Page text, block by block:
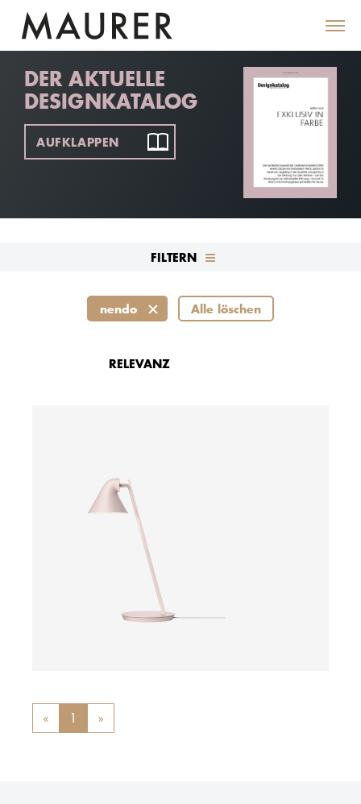
DER AKTUELLE
DESIGNKATALOG
AUFKLAPPEN
FILTERN
nendo Alle löschen
RELEVANZ
« Previous
1 »